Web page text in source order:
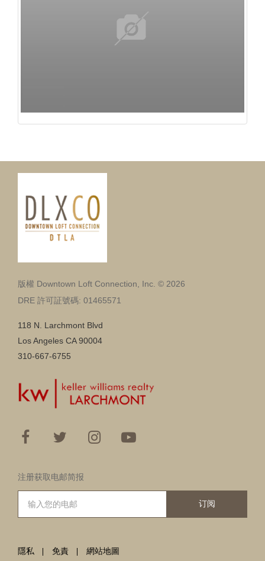
版權 Downtown Loft Connection, Inc. © 2026
DRE 許可証號碼: 01465571
118 N. Larchmont Blvd
Los Angeles CA 90004
310-667-6755
注册获取电邮简报
订阅
隱私 免責 網站地圖